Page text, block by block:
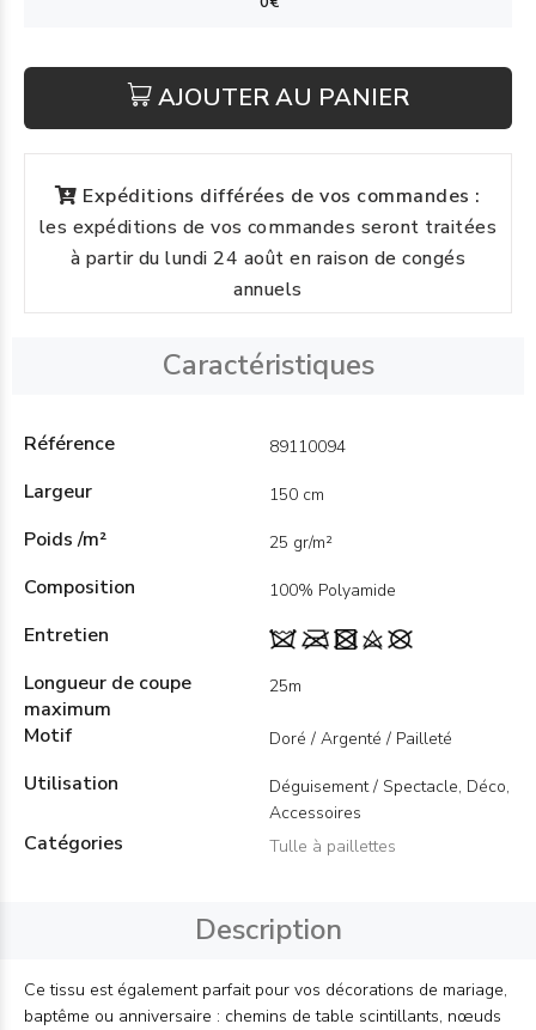
AJOUTER AU PANIER
Expéditions différées de vos commandes :
les expéditions de vos commandes seront traitées
à partir du lundi 24 août en raison de congés
annuels
Caractéristiques
Référence 89110094
Largeur 150 cm
Poids /m² 25 gr/m²
Composition 100% Polyamide
Entretien
Longueur de coupe
maximum
25m
Motif Doré / Argenté / Pailleté
Utilisation
Déguisement / Spectacle, Déco,
Accessoires
Catégories Tulle à paillettes
Description
Ce tissu est également parfait pour vos décorations de mariage,
baptême ou anniversaire : chemins de table scintillants, nœuds